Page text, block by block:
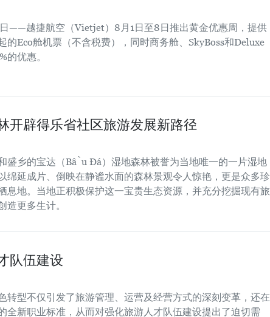
——越捷航空（Vietjet）8月1日至8日推出黄金优惠周，提供
的Eco舱机票（不含税费），同时商务舱、SkyBoss和Deluxe
的优惠。
开辟得乐省社区旅游发展新路径
盛乡的宝达（Bầu Đá）湿地森林被誉为当地唯一的一片湿地
绵延成片、倒映在静谧水面的森林景观令人惊艳，更是众多珍
息地。当地正积极保护这一宝贵生态资源，并充分挖掘现有旅
造更多生计。
队伍建设
转型不仅引发了旅游管理、运营及经营方式的深刻变革，还在
全新职业标准，从而对强化旅游人才队伍建设提出了迫切需